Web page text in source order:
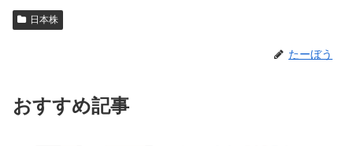
日本株
たーぼう
おすすめ記事